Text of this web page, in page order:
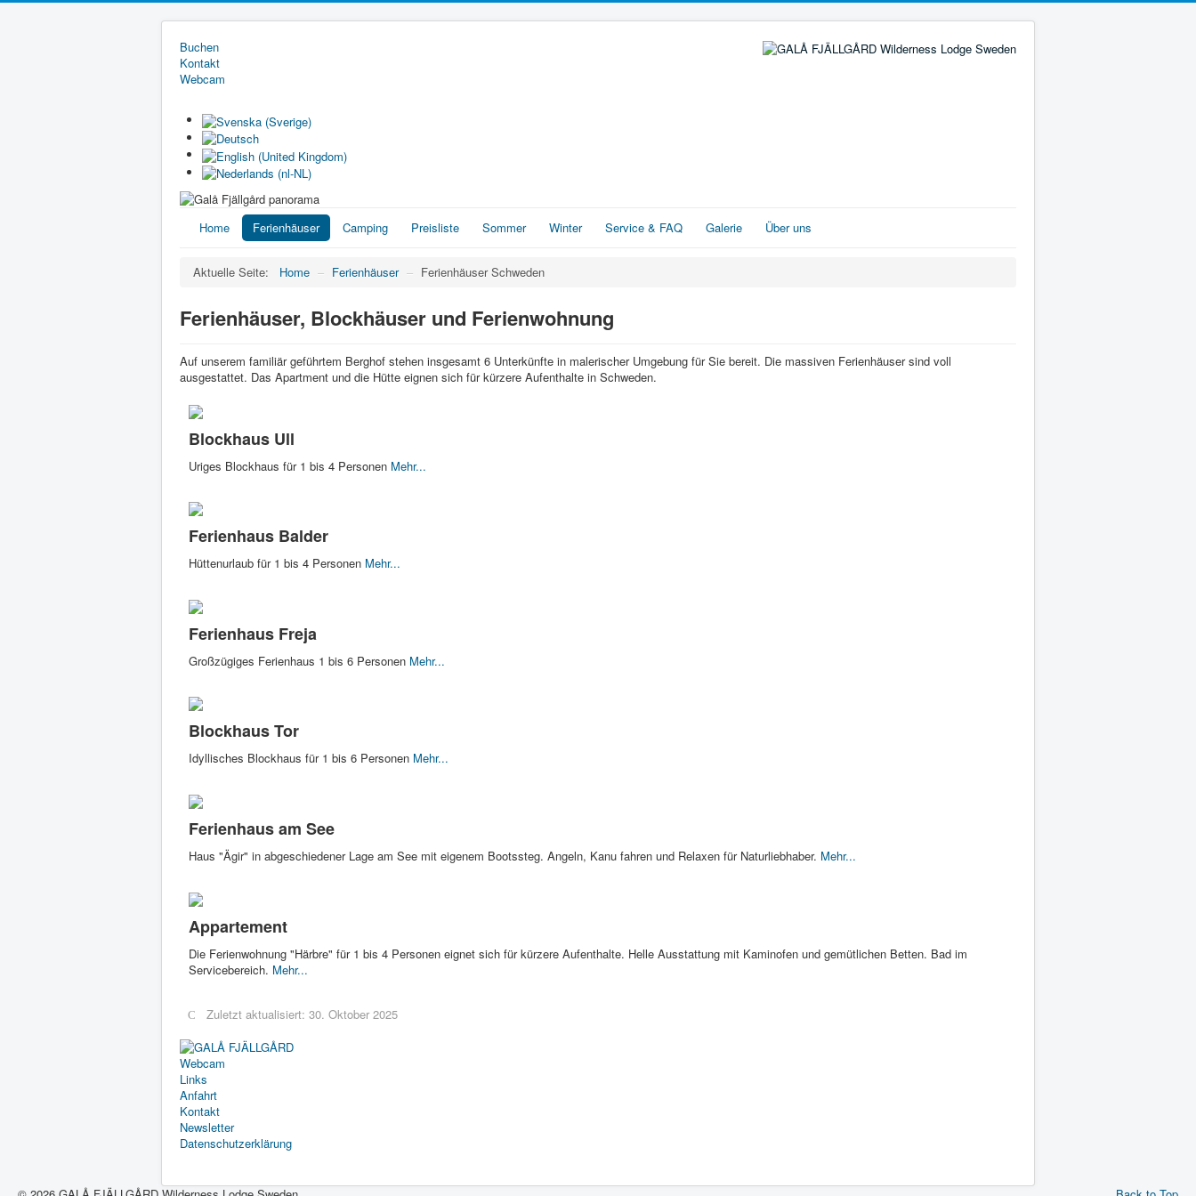
Buchen
Kontakt
Webcam
Home Ferienhäuser Camping Preisliste Sommer Winter Service & FAQ Galerie Über uns
Aktuelle Seite: Home – Ferienhäuser – Ferienhäuser Schweden
Ferienhäuser, Blockhäuser und Ferienwohnung
Auf unserem familiär geführtem Berghof stehen insgesamt 6 Unterkünfte in malerischer Umgebung für Sie bereit. Die massiven Ferienhäuser sind voll
ausgestattet. Das Apartment und die Hütte eignen sich für kürzere Aufenthalte in Schweden.
Blockhaus Ull
Uriges Blockhaus für 1 bis 4 Personen Mehr...
Ferienhaus Balder
Hüttenurlaub für 1 bis 4 Personen Mehr...
Ferienhaus Freja
Großzügiges Ferienhaus 1 bis 6 Personen Mehr...
Blockhaus Tor
Idyllisches Blockhaus für 1 bis 6 Personen Mehr...
Ferienhaus am See
Haus "Ägir" in abgeschiedener Lage am See mit eigenem Bootssteg. Angeln, Kanu fahren und Relaxen für Naturliebhaber. Mehr...
Appartement
Die Ferienwohnung "Härbre" für 1 bis 4 Personen eignet sich für kürzere Aufenthalte. Helle Ausstattung mit Kaminofen und gemütlichen Betten. Bad im
Servicebereich. Mehr...
Zuletzt aktualisiert: 30. Oktober 2025
Webcam
Links
Anfahrt
Kontakt
Newsletter
Datenschutzerklärung